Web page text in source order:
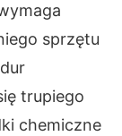
sprzętu
trupiego
chemiczne